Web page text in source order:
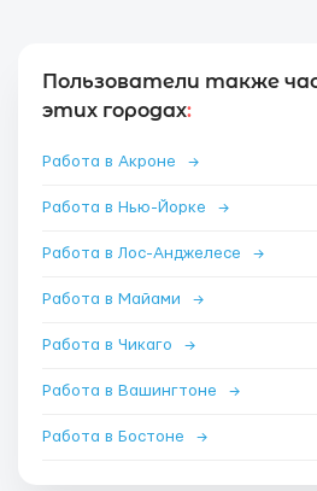
Пользователи также
этих городах:
Работа в Акроне →
Работа в Нью-Йорке →
Работа в Лос-Анджелесе →
Работа в Майами →
Работа в Чикаго →
Работа в Вашингтоне →
Работа в Бостоне →